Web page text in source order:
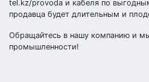
tel.kz/provoda и кабеля по
продавца будет длительным и
Обращайтесь в нашу компанию и
промышленности!